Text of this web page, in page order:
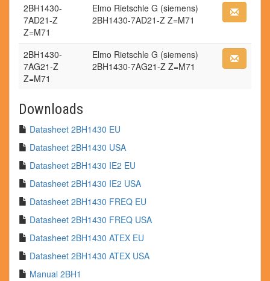
2BH1430-
7AD21-Z
Z=M71
Elmo Rietschle G (siemens)
2BH1430-7AD21-Z Z=M71
2BH1430-
7AG21-Z
Z=M71
Elmo Rietschle G (siemens)
2BH1430-7AG21-Z Z=M71
Downloads
Datasheet 2BH1430 EU
Datasheet 2BH1430 USA
Datasheet 2BH1430 IE2 EU
Datasheet 2BH1430 IE2 USA
Datasheet 2BH1430 FREQ EU
Datasheet 2BH1430 FREQ USA
Datasheet 2BH1430 ATEX EU
Datasheet 2BH1430 ATEX USA
Manual 2BH1